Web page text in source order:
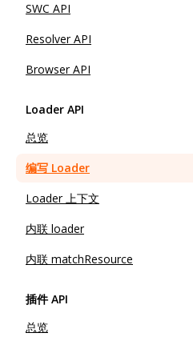
SWC API
Resolver API
Browser API
Loader API
总览
编写 Loader
Loader 上下文
内联 loader
内联 matchResource
插件 API
总览